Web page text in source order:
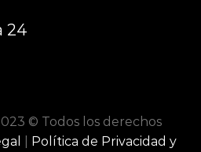
24
© Todos los derechos
Política de Privacidad y